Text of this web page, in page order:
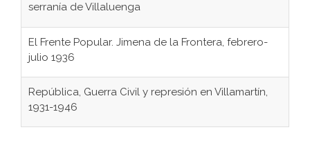
serranía de Villaluenga
El Frente Popular. Jimena de la Frontera, febrero-
julio 1936
República, Guerra Civil y represión en Villamartín,
1931-1946